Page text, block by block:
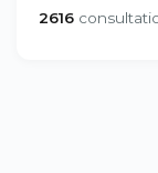
2616